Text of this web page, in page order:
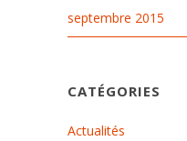
septembre 2015
CATÉGORIES
Actualités